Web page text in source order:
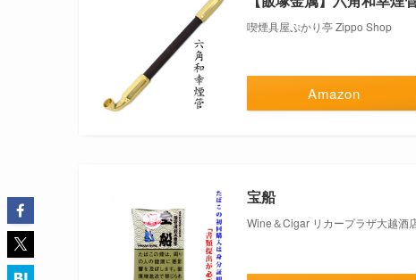
喫煙具屋ぷかり亭 Zippo Shop
Amazon
宝船
Wine＆Cigar リカープラザ大越酒